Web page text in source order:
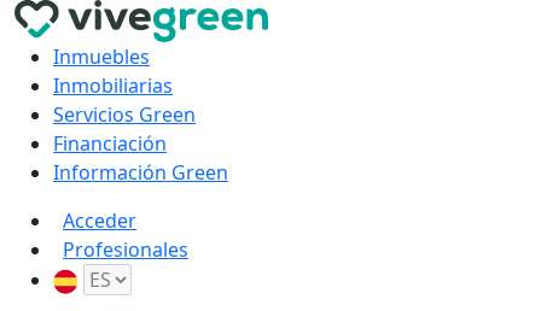
Inmuebles
Inmobiliarias
Servicios Green
Financiación
Información Green
Acceder
Profesionales